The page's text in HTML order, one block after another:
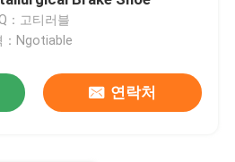
：고티러블
：Ngotiable
연락처